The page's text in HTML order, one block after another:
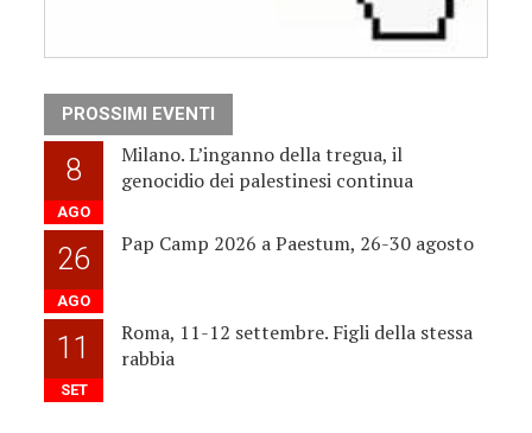
PROSSIMI EVENTI
8
AGO
Milano. L’inganno della tregua, il
genocidio dei palestinesi continua
26
AGO
Pap Camp 2026 a Paestum, 26-30 agosto
11
SET
Roma, 11-12 settembre. Figli della stessa
rabbia